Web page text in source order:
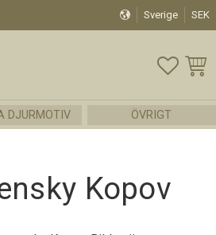
Sverige SEK
DJURMOTIV ÖVRIGT
Kopov